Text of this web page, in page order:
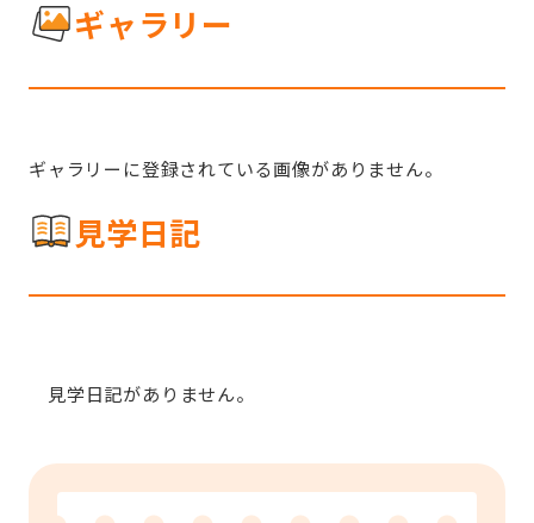
ギャラリー
ギャラリーに登録されている画像がありません。
見学日記
見学日記がありません。